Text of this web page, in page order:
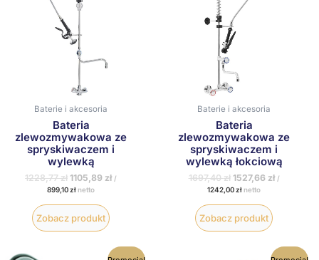
Baterie i akcesoria
Bateria
zlewozmywakowa ze
spryskiwaczem i
wylewką
1228,77zł 1105,89 zł /
899,10zł netto
Zobacz produkt
Baterie i akcesoria
Bateria
zlewozmywakowa ze
spryskiwaczem i
wylewką łokciową
1697,40zł 1527,66 zł /
1242,00zł netto
Zobacz produkt
Pierwotna
Aktualna
Pierwotna
Aktualna